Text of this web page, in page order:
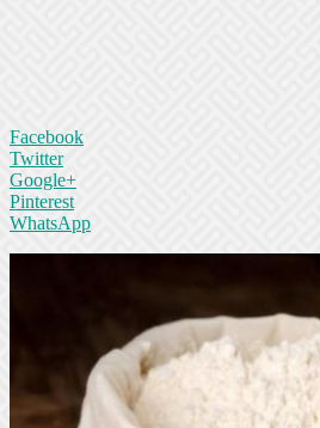
Facebook
Twitter
Google+
Pinterest
WhatsApp